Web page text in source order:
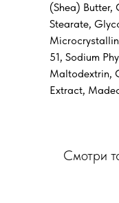
(Shea) Butter,
Stearate,
51, Sodium
Maltodextrin,
Extract,
Смотри